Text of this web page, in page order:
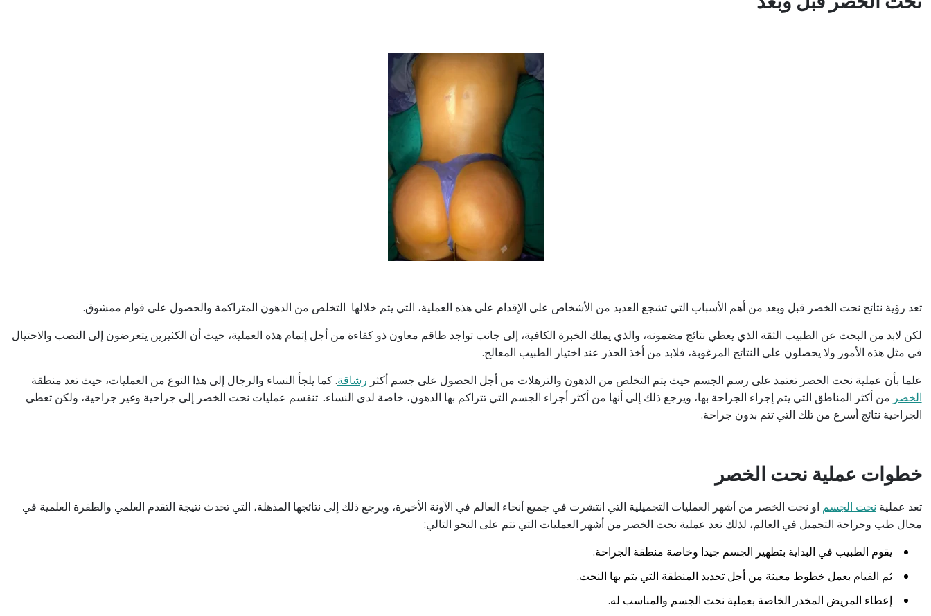
تعد رؤية نتائج نحت الخصر قبل وبعد من أهم الأسباب التي تشجع العديد من الأشخاص على الإقدام على هذه العملية، التي يتم خلالها التخلص من الدهون المتراكمة والحصول على قوام ممشوق.
لكن لابد من البحث عن الطبيب الثقة الذي يعطي نتائج مضمونه، والذي يملك الخبرة الكافية، إلى جانب تواجد طاقم معاون ذو كفاءة من أجل إتمام هذه العملية، حيث أن الكثيرين يتعرضون إلى النصب والاحتيال
في مثل هذه الأمور ولا يحصلون على النتائج المرغوبة، فلابد من أخذ الحذر عند اختيار الطبيب المعالج.
علما بأن عملية نحت الخصر تعتمد على رسم الجسم حيث يتم التخلص من الدهون والترهلات من أجل الحصول على جسم أكثر رشاقة.كما يلجأ النساء والرجال إلى هذا النوع من العمليات، حيث تعد منطقة
الخصر من أكثر المناطق التي يتم إجراء الجراحة بها، ويرجع ذلك إلى أنها من أكثر أجزاء الجسم التي تتراكم بها الدهون، خاصة لدى النساء.تنقسم عمليات نحت الخصر إلى جراحية وغير جراحية، ولكن تعطي
الجراحية نتائج أسرع من تلك التي تتم بدون جراحة.
خطوات عملية نحت الخصر
تعد عملية نحت الجسم او نحت الخصر من أشهر العمليات التجميلية التي انتشرت في جميع أنحاء العالم في الآونة الأخيرة، ويرجع ذلك إلى نتائجها المذهلة، التي تحدث نتيجة التقدم العلمي والطفرة العلمية في
مجال طب وجراحة التجميل في العالم، لذلك تعد عملية نحت الخصر من أشهر العمليات التي تتم على النحو التالي:
يقوم الطبيب في البداية بتطهير الجسم جيدا وخاصة منطقة الجراحة.
ثم القيام بعمل خطوط معينة من أجل تحديد المنطقة التي يتم بها النحت.
إعطاء المريض المخدر الخاصة بعملية نحت الجسم والمناسب له.